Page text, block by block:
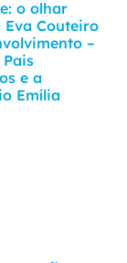
o olhar
Couteiro
–
e a
Emília